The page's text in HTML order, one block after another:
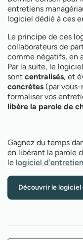
entretiens
logiciel dédié à ces
Le principe de ces
collaborateurs de
comme négatifs, en
Par la suite, le
sont centralisés, et
concrètes (par
formaliser vos
libère la parole de
Gagnez du temps
en libérant la parole
le logiciel
Découvrir le